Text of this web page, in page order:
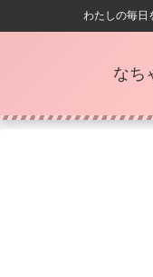
わたしの毎日
なち